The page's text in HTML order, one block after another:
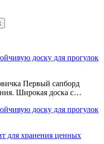
доску для прогулок
Первый сапборд
Широкая доска с…
доску для прогулок
для хранения ценных